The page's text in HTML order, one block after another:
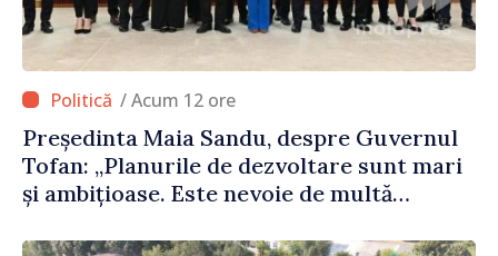
/ Acum 12 ore
Președinta Maia Sandu, despre Guvernul
Tofan: „Planurile de dezvoltare sunt mari
și ambițioase. Este nevoie de multă